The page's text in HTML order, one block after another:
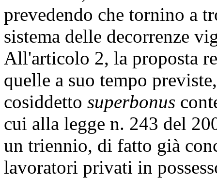
prevedendo che tornino a
sistema delle decorrenze
All'articolo 2, la proposta
quelle a suo tempo
cosiddetto superbonus
cui alla legge n. 243 del
un triennio, di fatto già
lavoratori privati in